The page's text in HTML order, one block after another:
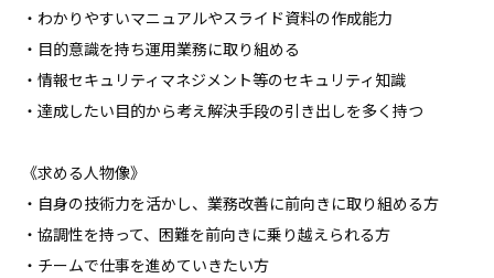
・わかりやすいマニュアルやスライド資料の作成能力
・目的意識を持ち運用業務に取り組める
・情報セキュリティマネジメント等のセキュリティ知識
・達成したい目的から考え解決手段の引き出しを多く持つ
《求める人物像》
・自身の技術力を活かし、業務改善に前向きに取り組める方
・協調性を持って、困難を前向きに乗り越えられる方
・チームで仕事を進めていきたい方